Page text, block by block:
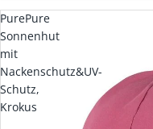
PurePure
Sonnenhut
mit
Nackenschutz&UV-
Schutz,
Krokus